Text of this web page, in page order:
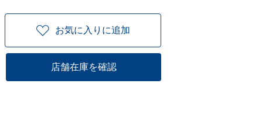
お気に入りに追加
店舗在庫を確認